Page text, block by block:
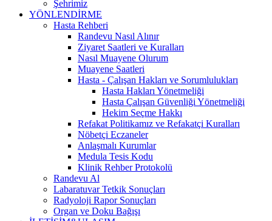
Şehrimiz
YÖNLENDİRME
Hasta Rehberi
Randevu Nasıl Alınır
Ziyaret Saatleri ve Kuralları
Nasıl Muayene Olurum
Muayene Saatleri
Hasta - Çalışan Hakları ve Sorumlulukları
Hasta Hakları Yönetmeliği
Hasta Çalışan Güvenliği Yönetmeliği
Hekim Seçme Hakkı
Refakat Politikamız ve Refakatçi Kuralları
Nöbetçi Eczaneler
Anlaşmalı Kurumlar
Medula Tesis Kodu
Klinik Rehber Protokolü
Randevu Al
Labaratuvar Tetkik Sonuçları
Radyoloji Rapor Sonuçları
Organ ve Doku Bağışı